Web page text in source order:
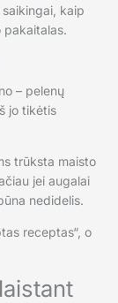
kaip
pakaitalas.
– pelenų
jo tikėtis
trūksta maisto
jei augalai
nedidelis.
receptas“, o